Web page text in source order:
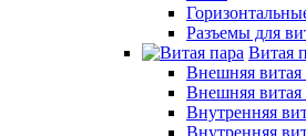
Разъемы для
Витая
Внешняя витая
Внешняя витая
Внутренняя
Внутренняя